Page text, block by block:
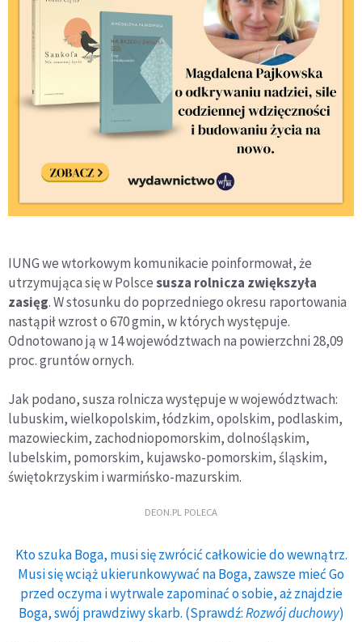
IUNG we wtorkowym komunikacie poinformował, że
utrzymująca się w Polscesusza rolnicza zwiększyła
zasięg. W stosunku do poprzedniego okresu raportowania
nastąpił wzrost o 670 gmin, w których występuje.
Odnotowano ją w 14 województwach na powierzchni 28,09
proc. gruntów ornych.
Jak podano, susza rolnicza występuje w województwach:
lubuskim, wielkopolskim, łódzkim, opolskim, podlaskim,
mazowieckim, zachodniopomorskim, dolnośląskim,
lubelskim, pomorskim, kujawsko-pomorskim, śląskim,
świętokrzyskim i warmińsko-mazurskim.
DEON.PL POLECA
Kto szuka Boga, musi się zwrócić całkowicie do wewnątrz.
Musi się wciąż ukierunkowywać na Boga, zawsze mieć Go
przed oczyma i wytrwale zapominać o sobie, aż znajdzie
Boga, swój prawdziwy skarb. (Sprawdź:Rozwój duchowy)